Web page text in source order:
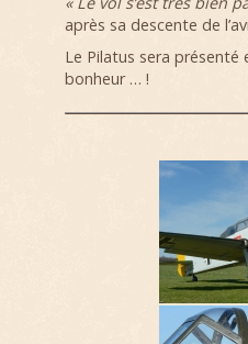
après sa descente de
Le Pilatus sera présenté
bonheur … !